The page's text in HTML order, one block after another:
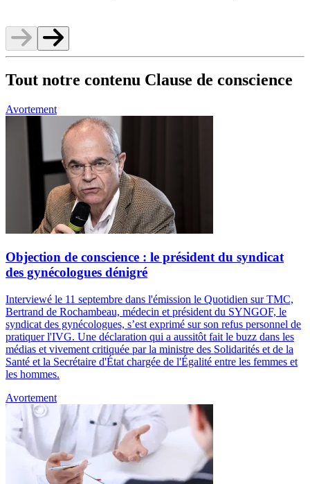
Tout notre contenu Clause de conscience
Avortement
Objection de conscience : le président du syndicat
des gynécologues dénigré
Interviewé le 11 septembre dans l'émission le Quotidien sur TMC,
Bertrand de Rochambeau, médecin et président du SYNGOF, le
syndicat des gynécologues, s’est exprimé sur son refus personnel de
pratiquer l'IVG. Une déclaration qui a aussitôt fait le buzz dans les
médias et vivement critiquée par la ministre des Solidarités et de la
Santé et la Secrétaire d'État chargée de l'Égalité entre les femmes et
les hommes.
Avortement